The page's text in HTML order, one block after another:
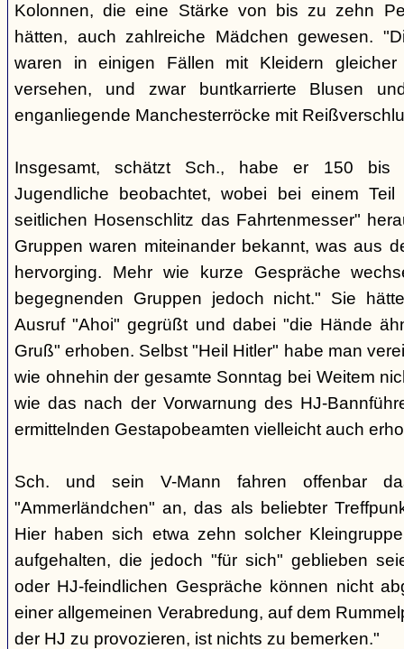
Kolonnen, die eine Stärke von bis zu zehn
hätten, auch zahlreiche Mädchen gewesen.
waren in einigen Fällen mit Kleidern
versehen, und zwar buntkarrierte Blusen
enganliegende Manchesterröcke mit
Insgesamt, schätzt Sch., habe er 150 bis
Jugendliche beobachtet, wobei bei einem
seitlichen Hosenschlitz das Fahrtenmesser"
Gruppen waren miteinander bekannt, was aus
hervorging. Mehr wie kurze Gespräche
begegnenden Gruppen jedoch nicht." Sie
Ausruf "Ahoi" gegrüßt und dabei "die Hände
Gruß" erhoben. Selbst "Heil Hitler" habe man
wie ohnehin der gesamte Sonntag bei Weitem
wie das nach der Vorwarnung des HJ-
ermittelnden Gestapobeamten vielleicht auch
Sch. und sein V-Mann fahren offenbar
"Ammerländchen" an, das als beliebter
Hier haben sich etwa zehn solcher
aufgehalten, die jedoch "für sich" geblieben
oder HJ-feindlichen Gespräche können nicht
einer allgemeinen Verabredung, auf dem
der HJ zu provozieren, ist nichts zu bemerken."